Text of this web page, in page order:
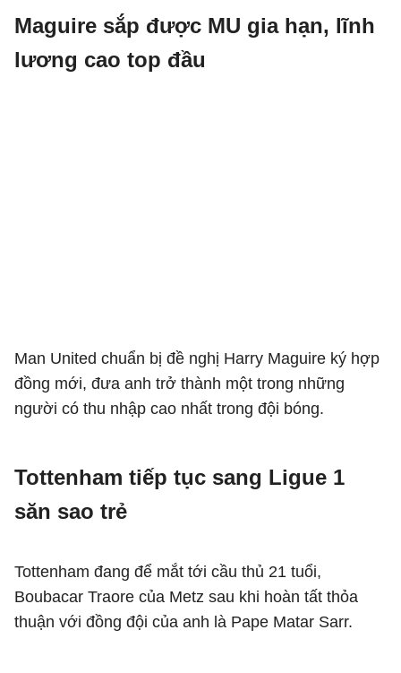
Maguire sắp được MU gia hạn, lĩnh
lương cao top đầu
Man United chuẩn bị đề nghị Harry Maguire ký hợp
đồng mới, đưa anh trở thành một trong những
người có thu nhập cao nhất trong đội bóng.
Tottenham tiếp tục sang Ligue 1
săn sao trẻ
Tottenham đang để mắt tới cầu thủ 21 tuổi,
Boubacar Traore của Metz sau khi hoàn tất thỏa
thuận với đồng đội của anh là Pape Matar Sarr.